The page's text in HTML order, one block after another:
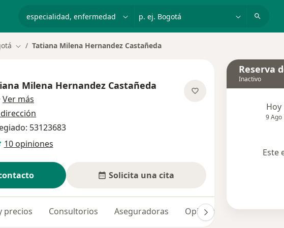
p. ej. Bogotá
Cambiar de ciudad
Tatiana Milena Hernandez Castañeda
Milena Hernandez Castañeda
Ver más
53123683
10 opiniones
Solicita una cita
precios Consultorios Aseguradoras Opiniones (10) Dudas
Reserva
Inactivo
Hoy
9 Ago
Este